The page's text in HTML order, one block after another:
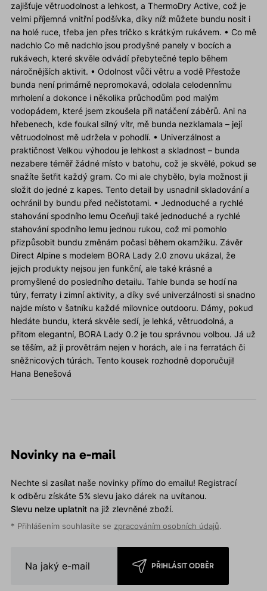
zajišťuje větruodolnost a lehkost, a ThermoDry Active, což je
velmi příjemná vnitřní podšívka, díky níž můžete bundu nosit i
na holé ruce, třeba jen přes tričko s krátkým rukávem. • Co mě
nadchlo Co mě nadchlo jsou prodyšné panely v bocích a
rukávech, které skvěle odvádí přebytečné teplo během
náročnějších aktivit. • Odolnost vůči větru a vodě Přestože
bunda není primárně nepromokavá, odolala celodennímu
mrholení a dokonce i několika průchodům pod malým
vodopádem, které jsem zkoušela při natáčení záběrů. Ani na
hřebenech, kde foukal silný vítr, mě bunda nezklamala – její
větruodolnost mě udržela v pohodlí. • Univerzálnost a
praktičnost Velkou výhodou je lehkost a skladnost – bunda
nezabere téměř žádné místo v batohu, což je skvělé, pokud se
snažíte šetřit každý gram. Co mi ale chybělo, byla možnost ji
složit do jedné z kapes. Tento detail by usnadnil skladování a
ochránil by bundu před nečistotami. • Jednoduché a rychlé
stahování spodního lemu Oceňuji také jednoduché a rychlé
stahování spodního lemu jednou rukou, což mi pomohlo
přizpůsobit bundu změnám počasí během okamžiku. Závěr
Direct Alpine s modelem BORA Lady 2.0 znovu ukázal, že
jejich produkty nejsou jen funkční, ale také krásné a
promyšlené do posledního detailu. Tahle bunda se hodí na
túry, ferraty i zimní aktivity, a díky své univerzálnosti si snadno
najde místo v šatníku každé milovnice outdooru. Dámy, pokud
hledáte bundu, která skvěle sedí, je lehká, větruodolná, a
přitom elegantní, BORA Lady 0.2 je tou správnou volbou. Já už
se těším, až ji provětrám nejen v horách, ale i na ferratách či
sněžnicových túrách. Tento kousek rozhodně doporučuji!
Hana Benešová
Novinky na e-mail
Nechte si zasílat naše novinky přímo do emailu! Registrací
k odběru získáte 5% slevu jako dárek na uvítanou.
Slevu nelze uplatnitna již zlevněné zboží.
* Přihlášením souhlasíte se zpracováním osobních údajů.
PŘIHLÁSIT ODBĚR